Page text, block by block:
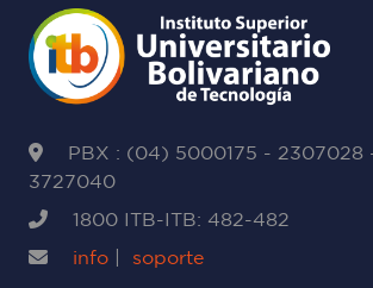
PBX : (04) 5000175 - 2307028
3727040
1800 ITB-ITB: 482-482
info
soporte